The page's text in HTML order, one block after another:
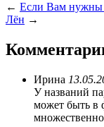
← Если Вам
Лён →
Ирина
У названий
может быть в